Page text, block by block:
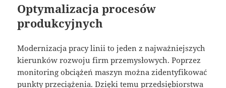
Optymalizacja procesów
produkcyjnych
Modernizacja pracy linii to jeden z najważniejszych
kierunków rozwoju firm przemysłowych. Poprzez
monitoring obciążeń maszyn można zidentyfikować
punkty przeciążenia. Dzięki temu przedsiębiorstwa